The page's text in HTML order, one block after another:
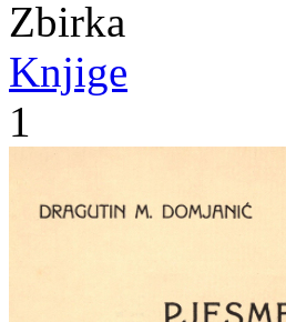
Zbirka
Knjige
1